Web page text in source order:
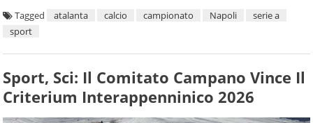
Tagged atalanta calcio campionato Napoli
serie a
sport
Sport, Sci: Il Comitato Campano Vince Il
Criterium Interappenninico 2026